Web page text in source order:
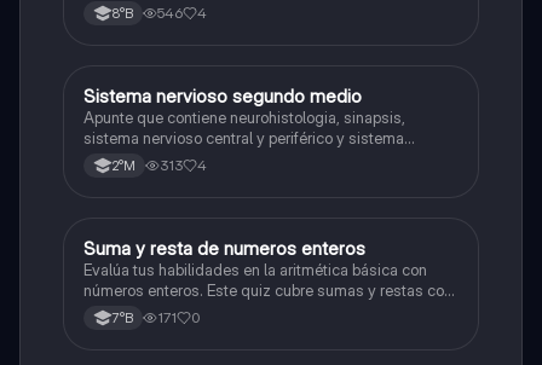
8°B 546 4
Biología
Sistema nervioso segundo medio
Apunte que contiene neurohistologia, sinapsis,
sistema nervioso central y periférico y sistema
endocrino
2°M 313 4
SMatemáticas
Suma y resta de numeros enteros
Evalúa tus habilidades en la aritmética básica con
números enteros. Este quiz cubre sumas y restas con
números positivos y negativos.
7°B 171 0